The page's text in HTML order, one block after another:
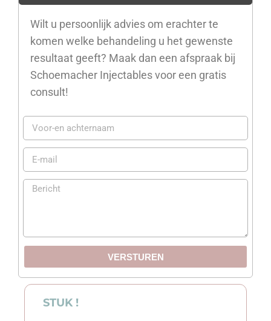
Wilt u persoonlijk advies om erachter te
komen welke behandeling u het gewenste
resultaat geeft? Maak dan een afspraak bij
Schoemacher Injectables voor een gratis
consult!
VERSTUREN
STUK !